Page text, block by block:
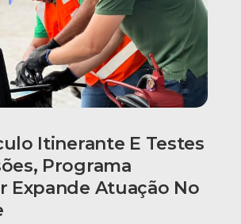
Itinerante E Testes
Programa
Expande Atuação No